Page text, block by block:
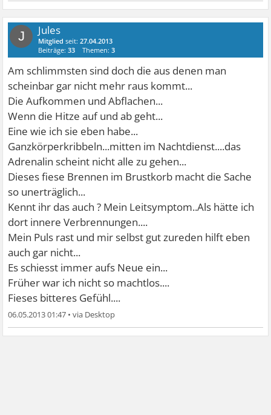
J Jules
Mitglied seit:27.04.2013
Beiträge:33 Themen:3
Am schlimmsten sind doch die aus denen man
scheinbar gar nicht mehr raus kommt...
Die Aufkommen und Abflachen...
Wenn die Hitze auf und ab geht...
Eine wie ich sie eben habe...
Ganzkörperkribbeln...mitten im Nachtdienst....das
Adrenalin scheint nicht alle zu gehen...
Dieses fiese Brennen im Brustkorb macht die Sache
so unerträglich...
Kennt ihr das auch ? Mein Leitsymptom..Als hätte ich
dort innere Verbrennungen....
Mein Puls rast und mir selbst gut zureden hilft eben
auch gar nicht...
Es schiesst immer aufs Neue ein...
Früher war ich nicht so machtlos....
Fieses bitteres Gefühl....
06.05.2013 01:47 •